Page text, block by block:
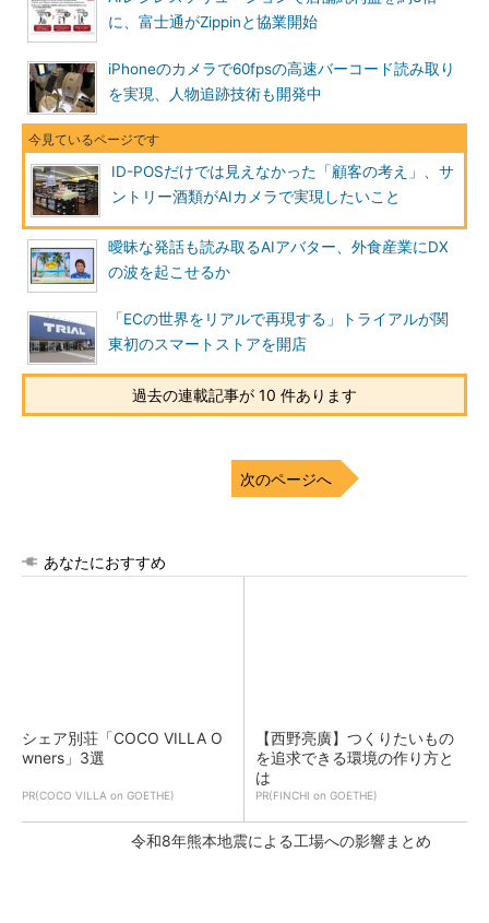
に、富士通がZippinと協業開始
iPhoneのカメラで60fpsの高速バーコード読み取り
を実現、人物追跡技術も開発中
ID-POSだけでは見えなかった「顧客の考え」、サ
ントリー酒類がAIカメラで実現したいこと
曖昧な発話も読み取るAIアバター、外食産業にDX
の波を起こせるか
「ECの世界をリアルで再現する」トライアルが関
東初のスマートストアを開店
過去の連載記事が 10 件あります
次のページへ
あなたにおすすめ
シェア別荘「COCO VILLA O
wners」3選
PR(COCO VILLA on GOETHE)
【西野亮廣】つくりたいもの
を追求できる環境の作り方と
は
PR(FINCHI on GOETHE)
令和8年熊本地震による工場への影響まとめ